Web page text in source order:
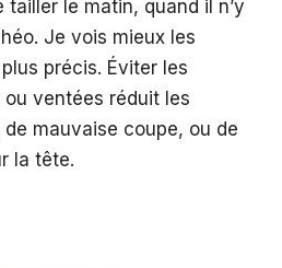
tailler le matin, quand il n’y
Je vois mieux les
précis. Éviter les
ventées réduit les
mauvaise coupe, ou de
la tête.